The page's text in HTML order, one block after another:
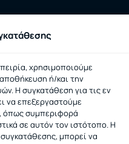
χρησιμοποιούμε
ή/και την
Η συγκατάθεση για τις εν
να επεξεργαστούμε
όπως συμπεριφορά
σε αυτόν τον ιστότοπο. Η
μπορεί να
Πολιτική Cookies
Συγκατάθεσης